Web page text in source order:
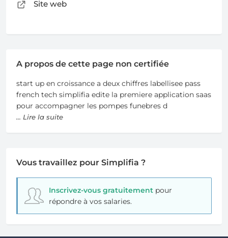
Site web
A propos de cette page non certifiée
start up en croissance a deux chiffres labellisee pass
french tech simplifia edite la premiere application saas
pour accompagner les pompes funebres d
... Lire la suite
Vous travaillez pour Simplifia ?
Inscrivez-vous gratuitementpour
répondre à vos salaries.